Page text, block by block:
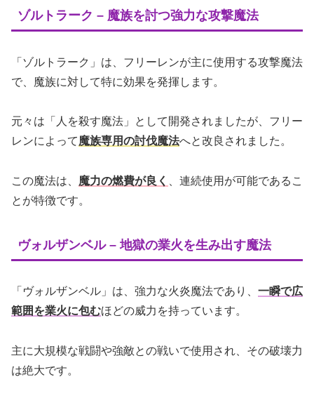
ゾルトラーク – 魔族を討つ強力な攻撃魔法
「ゾルトラーク」は、フリーレンが主に使用する攻撃魔法
で、魔族に対して特に効果を発揮します。
元々は「人を殺す魔法」として開発されましたが、フリー
レンによって魔族専用の討伐魔法へと改良されました。
この魔法は、 魔力の燃費が良く
、連続使用が可能であるこ
とが特徴です。
ヴォルザンベル – 地獄の業火を生み出す魔法
「ヴォルザンベル」は、強力な火炎魔法であり、 一瞬で広
範囲を業火に包むほどの威力を持っています。
主に大規模な戦闘や強敵との戦いで使用され、その破壊力
は絶大です。